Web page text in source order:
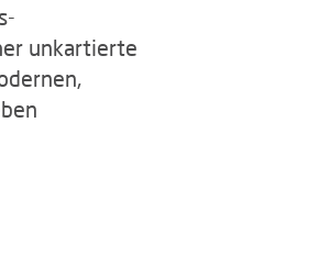
unkartierte